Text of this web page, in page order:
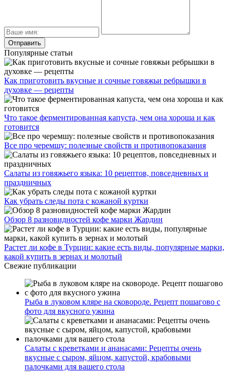
Популярные статьи
Как приготовить вкусные и сочные говяжьи ребрышки в
духовке — рецепты
Что такое ферментированная капуста, чем она хороша и как
готовится
Все про черемшу: полезные свойств и противопоказания
Салаты из говяжьего языка: 10 рецептов, повседневных и
праздничных
Как убрать следы пота с кожаной куртки
Обзор 8 разновидностей кофе марки Жардин
Растет ли кофе в Турции: какие есть виды, популярные марки,
какой купить в зернах и молотый
Свежие публикации
Рыба в луковом кляре на сковороде. Рецепт пошагово с
фото для вкусного ужина
Салаты с креветками и ананасами: Рецепты очень
вкусные с сыром, яйцом, капустой, крабовыми
палочками для вашего стола